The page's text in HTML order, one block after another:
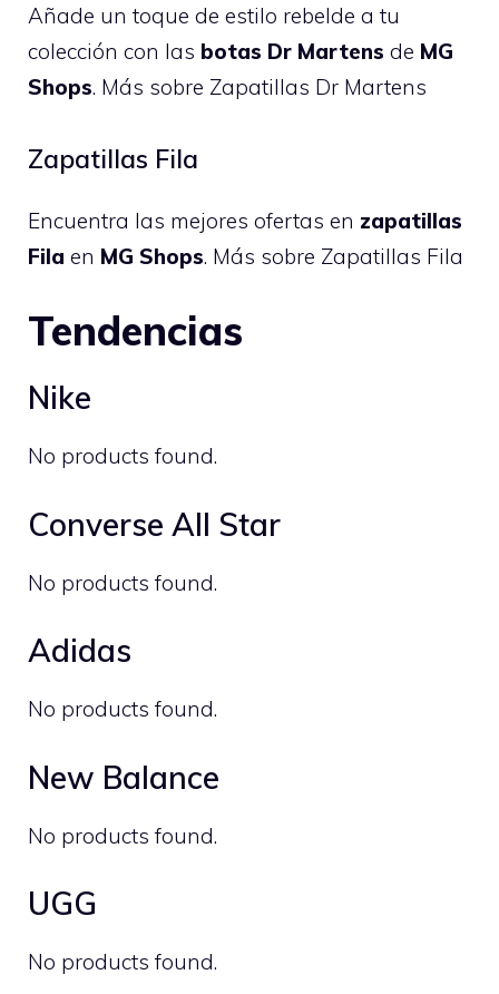
Añade un toque de estilo rebelde a tu
colección con las botas Dr Martens de MG
Shops. Más sobre Zapatillas Dr Martens
Zapatillas Fila
Encuentra las mejores ofertas en zapatillas
Fila en MG Shops. Más sobre Zapatillas Fila
Tendencias
Nike
No products found.
Converse All Star
No products found.
Adidas
No products found.
New Balance
No products found.
UGG
No products found.